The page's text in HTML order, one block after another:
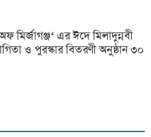
মির্জাগঞ্জ‘ এর ঈদে মিলাদুন্নবী
ও পুরস্কার বিতরণী অনুষ্ঠান ৩০